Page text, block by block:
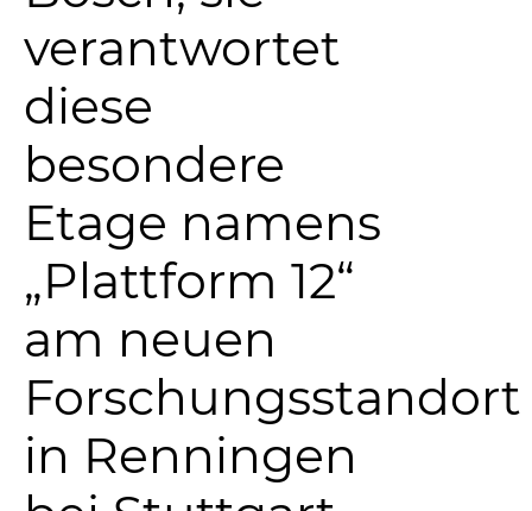
verantwortet
diese
besondere
Etage namens
„Plattform 12“
am neuen
Forschungsstandort
in Renningen